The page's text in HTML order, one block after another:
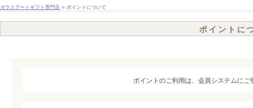
ガラスアートギフト専門店 > ポイントについて
ポイントに
ポイントのご利用は、会員システムに